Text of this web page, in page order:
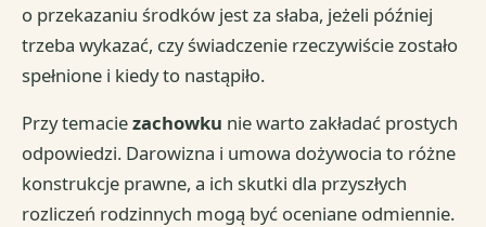
o przekazaniu środków jest za słaba, jeżeli później
trzeba wykazać, czy świadczenie rzeczywiście zostało
spełnione i kiedy to nastąpiło.
Przy temaciezachowku nie warto zakładać prostych
odpowiedzi. Darowizna i umowa dożywocia to różne
konstrukcje prawne, a ich skutki dla przyszłych
rozliczeń rodzinnych mogą być oceniane odmiennie.